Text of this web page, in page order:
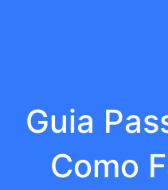
Guia
Como